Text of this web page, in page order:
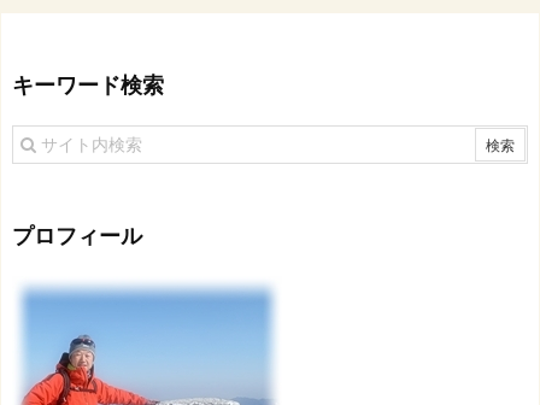
キーワード検索
プロフィール